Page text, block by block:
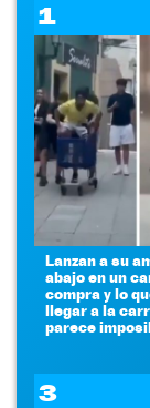
1
Lanzan a su
abajo en un
compra y lo
llegar a la
parece
3